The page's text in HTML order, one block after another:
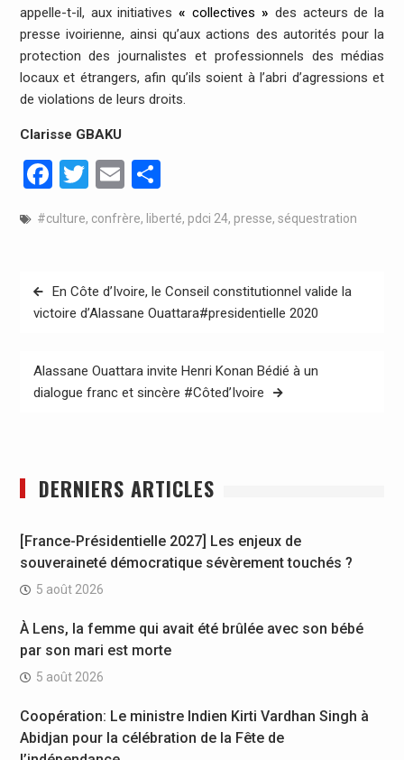
appelle-t-il, aux initiatives«collectives » des acteurs de la
presse ivoirienne, ainsi qu’aux actions des autorités pour la
protection des journalistes et professionnels des médias
locaux et étrangers, afin qu’ils soient à l’abri d’agressions et
de violations de leurs droits.
Clarisse GBAKU
Facebook
Twitter
EmailPartager
#culture, confrère, liberté, pdci 24, presse, séquestration
Navigation
de
En Côte d’Ivoire, le Conseil constitutionnel valide la
victoire d’Alassane Ouattara#presidentielle 2020
Alassane Ouattara invite Henri Konan Bédié à un
dialogue franc et sincère #Côted’Ivoire
DERNIERS ARTICLES
[France-Présidentielle 2027] Les enjeux de
souveraineté démocratique sévèrement touchés ?
5 août 2026
À Lens, la femme qui avait été brûlée avec son bébé
par son mari est morte
5 août 2026
Coopération: Le ministre Indien Kirti Vardhan Singh à
Abidjan pour la célébration de la Fête de